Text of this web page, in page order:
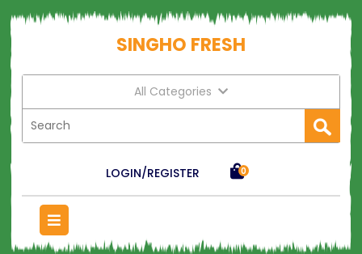
SINGHO FRESH
All Categories
LOGIN/REGISTER 0